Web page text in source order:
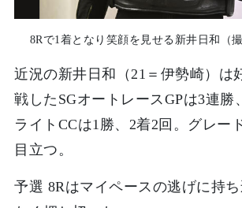
8Rで1着となり笑顔を見せる新井日和（
近況の新井日和（21＝伊勢崎）は
戦したSGオートレースGPは3連勝
ライトCCは1勝、2着2回。グレー
目立つ。
予選 8Rはマイペースの逃げに持